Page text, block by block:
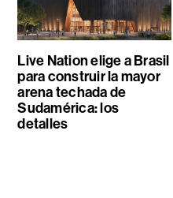
Live Nation elige a Brasil
para construir la mayor
arena techada de
Sudamérica: los
detalles